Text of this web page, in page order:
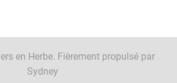
en Herbe. Fièrement propulsé par
Sydney